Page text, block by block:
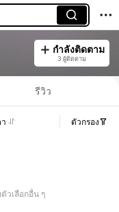
กำลังติดตาม
3 ผู้ติดตาม
รีวิว
ตัวกรอง
วเลือกอื่น ๆ